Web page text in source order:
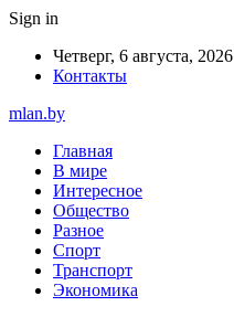
Sign in
Четверг, 6 августа, 2026
Контакты
mlan.by
Главная
В мире
Интересное
Общество
Разное
Спорт
Транспорт
Экономика